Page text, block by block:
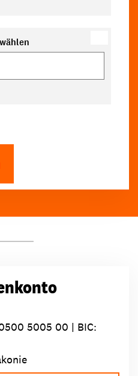
5005 00 | BIC: